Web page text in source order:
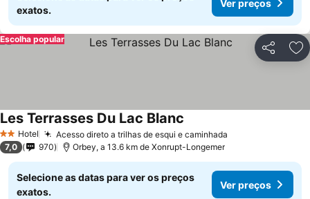
exatos.
Ver preços
Partilhar
Escolha popular
2 Estrelas
Hotel Acesso direto a trilhas de esqui e caminhada
Les Terrasses Du Lac Blanc
7,0 970 Orbey, a 13.6 km de Xonrupt-Longemer
Selecione as datas para ver os preços
exatos.
Ver preços